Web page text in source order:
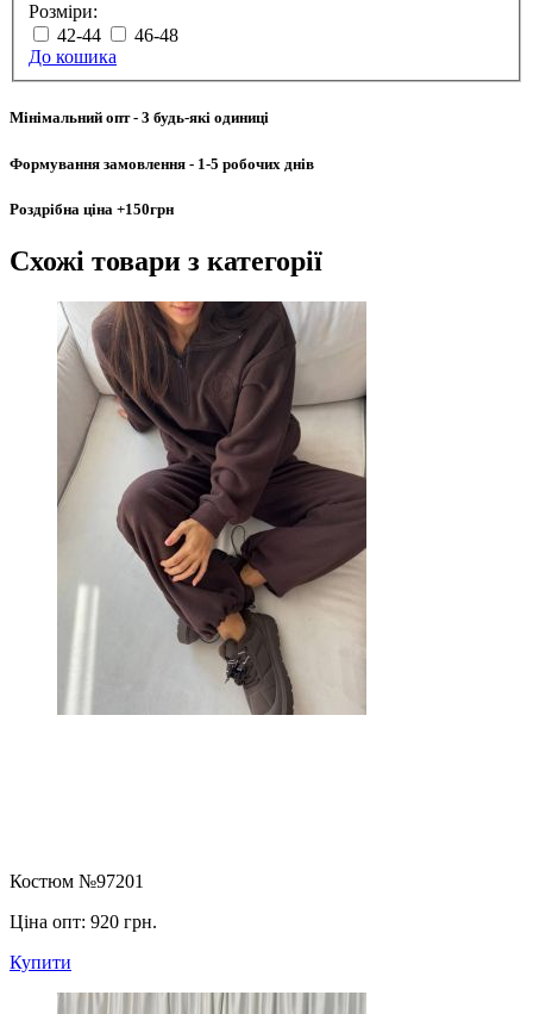
Розміри:
42-44
46-48
До кошика
Мінімальний опт- 3 будь-які одиниці
Формування замовлення - 1-5 робочих днів
Роздрібна ціна +150грн
Схожі товари з категорії
Костюм №97201
Ціна опт: 920 грн.
Купити